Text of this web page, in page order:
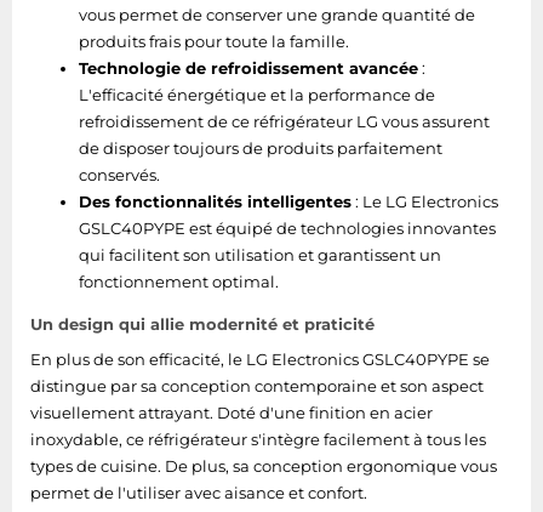
vous permet de conserver une grande quantité de
produits frais pour toute la famille.
Technologie de refroidissement avancée:
L'efficacité énergétique et la performance de
refroidissement de ce réfrigérateur LG vous assurent
de disposer toujours de produits parfaitement
conservés.
Des fonctionnalités intelligentes: Le LG Electronics
GSLC40PYPE est équipé de technologies innovantes
qui facilitent son utilisation et garantissent un
fonctionnement optimal.
Un design qui allie modernité et praticité
En plus de son efficacité, le LG Electronics GSLC40PYPE se
distingue par sa conception contemporaine et son aspect
visuellement attrayant. Doté d'une finition en acier
inoxydable, ce réfrigérateur s'intègre facilement à tous les
types de cuisine. De plus, sa conception ergonomique vous
permet de l'utiliser avec aisance et confort.